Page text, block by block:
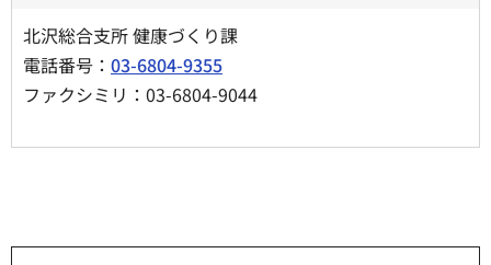
北沢総合支所 健康づくり課
電話番号： 03-6804-9355
ファクシミリ：03-6804-9044